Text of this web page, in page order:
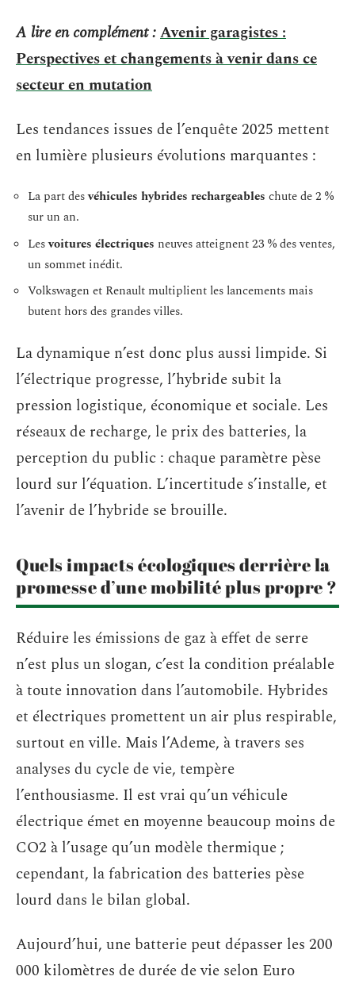
A lire en complément :Avenir garagistes :
Perspectives et changements à venir dans ce
secteur en mutation
Les tendances issues de l’enquête 2025 mettent
en lumière plusieurs évolutions marquantes :
La part desvéhicules hybrides rechargeables chute de 2 %
sur un an.
Lesvoitures électriques neuves atteignent 23 % des ventes,
un sommet inédit.
Volkswagen et Renault multiplient les lancements mais
butent hors des grandes villes.
La dynamique n’est donc plus aussi limpide. Si
l’électrique progresse, l’hybride subit la
pression logistique, économique et sociale. Les
réseaux de recharge, le prix des batteries, la
perception du public : chaque paramètre pèse
lourd sur l’équation. L’incertitude s’installe, et
l’avenir de l’hybride se brouille.
Quels impacts écologiques derrière la
promesse d’une mobilité plus propre ?
Réduire les émissions de gaz à effet de serre
n’est plus un slogan, c’est la condition préalable
à toute innovation dans l’automobile. Hybrides
et électriques promettent un air plus respirable,
surtout en ville. Mais l’Ademe, à travers ses
analyses du cycle de vie, tempère
l’enthousiasme. Il est vrai qu’un véhicule
électrique émet en moyenne beaucoup moins de
CO2 à l’usage qu’un modèle thermique ;
cependant, la fabrication des batteries pèse
lourd dans le bilan global.
Aujourd’hui, une batterie peut dépasser les 200
000 kilomètres de durée de vie selon Euro